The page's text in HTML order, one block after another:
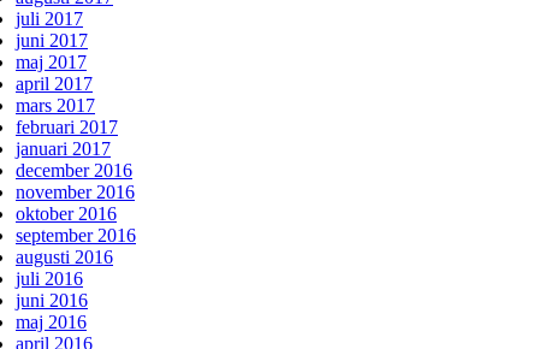
juli 2017
juni 2017
maj 2017
april 2017
mars 2017
februari 2017
januari 2017
december 2016
november 2016
oktober 2016
september 2016
augusti 2016
juli 2016
juni 2016
maj 2016
april 2016